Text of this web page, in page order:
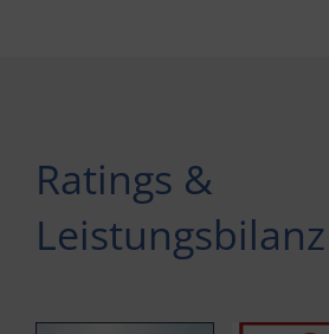
Ratings &
Leistungsbilanz